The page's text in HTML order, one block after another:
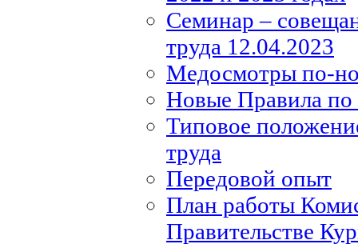
Семинар –
труда 12.04.2023
Медосмотры по-
Новые Правила по
Типовое
труда
Передовой опыт
План работы
Правительстве